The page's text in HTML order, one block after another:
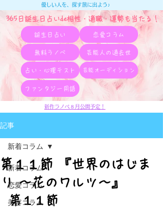
365日誕生日占いde相性・適職・​運勢も当たる！
優しい人を、探す旅に出よう♪
誕生日占い 恋愛コラム
無料ラノベ 芸能人の過去世
占い・心理テスト 芸能オーディション
ファンタジー用語
新作ラノベ８月公開予定！
記事
新着コラム
恋愛コラム
美容コラム
新着コラム
第１１節 『世界のはじま
り ～花のワルツ～』
第１１節